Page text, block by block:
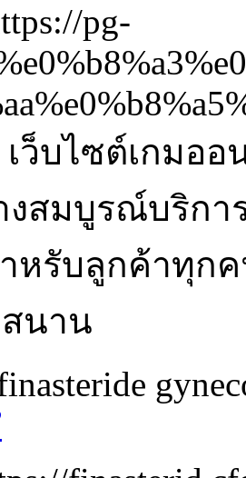
pg-
เว็บไซต์เกมอ
งสมบูรณ์บริกา
หรับลูกค้าทุก
นาน